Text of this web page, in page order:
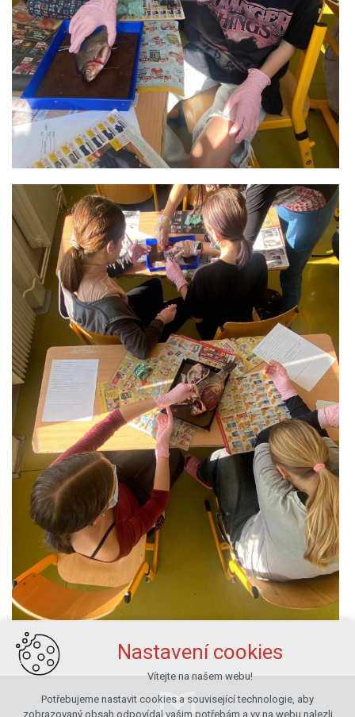
Nastavení cookies
Vítejte na našem webu!
Potřebujeme nastavit cookies a související technologie, aby
zobrazovaný obsah odpovídal vašim potřebám a vy na webu nalezli